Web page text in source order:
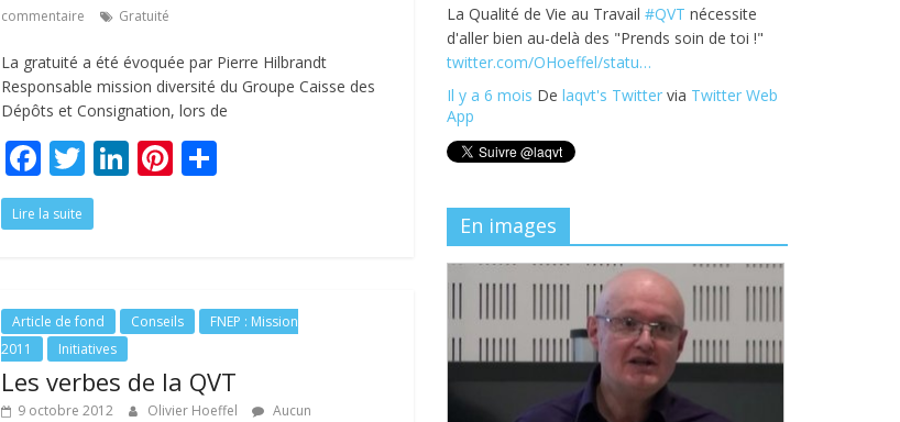
commentaire
Gratuité
La gratuité a été évoquée par Pierre Hilbrandt
Responsable mission diversité du Groupe Caisse des
Dépôts et Consignation, lors de
F
ac
e
o
o
k
T
w
itt
Li
dI
n
Pi
st er
Lire la suite
Article de fond Conseils
FNEP : Mission
2011
Initiatives
Les verbes de la QVT
9 octobre 2012 Olivier Hoeffel
Aucun
La Qualité de Vie au Travail #QVT nécessite
d'aller bien au-delà des "Prends soin de toi !"
twitter.com/OHoeffel/statu…
Il y a 6 mois De laqvt's Twitter via Twitter Web
App
En images